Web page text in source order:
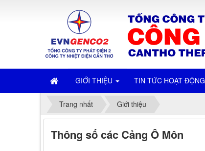
GIỚI THIỆU TIN TỨC HOẠT ĐỘNG
Trang nhất Giới thiệu
Thông số các Cảng Ô Môn